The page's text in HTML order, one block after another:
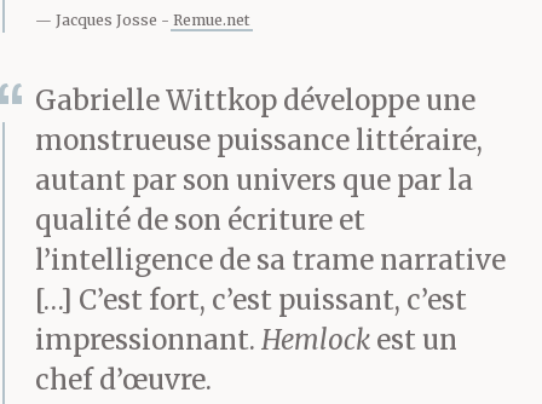
même et des hauts-de-
chausses à l’espagnole.
À neuf heures, le
funèbre cortège partit
de Tor’di Nona,
déroulant sous le ciel
couleur de dent gâtée
Jacques Josse Remue.net
Gabrielle Wittkop développe une
monstrueuse puissance littéraire,
autant par son univers que par la
qualité de son écriture et
l’intelligence de sa trame narrative
[…] C’est fort, c’est puissant, c’est
impressionnant. Hemlock est un
chef d’œuvre.